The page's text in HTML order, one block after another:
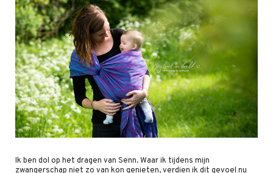
Ik ben dol op het dragen van Senn. Waar ik tijdens mijn
zwangerschap niet zo van kon genieten, verdien ik dit gevoel nu